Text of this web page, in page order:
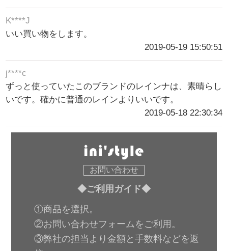
K****J
いい買い物をします。
2019-05-19 15:50:51
j****c
ずっと使っていたこのブランドのレインナは、素晴らし
いです。確かに普通のレインよりいいです。
2019-05-18 22:30:34
お問い合わせ
◆ご利用ガイド◆
①商品を選択。
②お問い合わせフォームをご利用。
③弊社の担当より金額と手数料などを返